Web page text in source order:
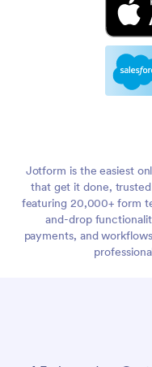
Jotform is the easiest
that get it done,
featuring 20,000+ form
and-drop
payments, and